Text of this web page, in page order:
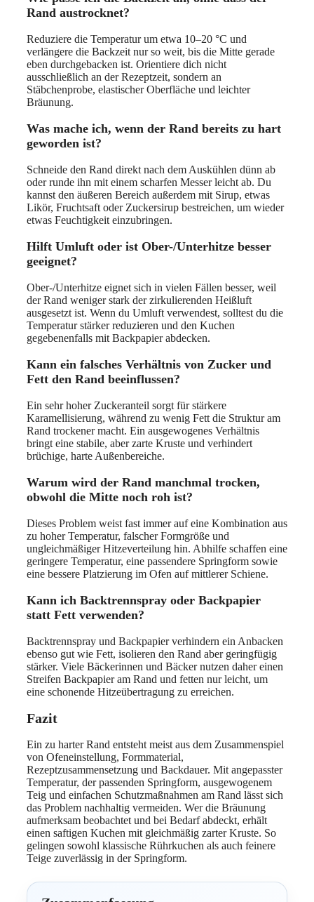
Rand austrocknet?
Reduziere die Temperatur um etwa 10–20 °C und
verlängere die Backzeit nur so weit, bis die Mitte gerade
eben durchgebacken ist. Orientiere dich nicht
ausschließlich an der Rezeptzeit, sondern an
Stäbchenprobe, elastischer Oberfläche und leichter
Bräunung.
Was mache ich, wenn der Rand bereits zu hart
geworden ist?
Schneide den Rand direkt nach dem Auskühlen dünn ab
oder runde ihn mit einem scharfen Messer leicht ab. Du
kannst den äußeren Bereich außerdem mit Sirup, etwas
Likör, Fruchtsaft oder Zuckersirup bestreichen, um wieder
etwas Feuchtigkeit einzubringen.
Hilft Umluft oder ist Ober-/Unterhitze besser
geeignet?
Ober-/Unterhitze eignet sich in vielen Fällen besser, weil
der Rand weniger stark der zirkulierenden Heißluft
ausgesetzt ist. Wenn du Umluft verwendest, solltest du die
Temperatur stärker reduzieren und den Kuchen
gegebenenfalls mit Backpapier abdecken.
Kann ein falsches Verhältnis von Zucker und
Fett den Rand beeinflussen?
Ein sehr hoher Zuckeranteil sorgt für stärkere
Karamellisierung, während zu wenig Fett die Struktur am
Rand trockener macht. Ein ausgewogenes Verhältnis
bringt eine stabile, aber zarte Kruste und verhindert
brüchige, harte Außenbereiche.
Warum wird der Rand manchmal trocken,
obwohl die Mitte noch roh ist?
Dieses Problem weist fast immer auf eine Kombination aus
zu hoher Temperatur, falscher Formgröße und
ungleichmäßiger Hitzeverteilung hin. Abhilfe schaffen eine
geringere Temperatur, eine passendere Springform sowie
eine bessere Platzierung im Ofen auf mittlerer Schiene.
Kann ich Backtrennspray oder Backpapier
statt Fett verwenden?
Backtrennspray und Backpapier verhindern ein Anbacken
ebenso gut wie Fett, isolieren den Rand aber geringfügig
stärker. Viele Bäckerinnen und Bäcker nutzen daher einen
Streifen Backpapier am Rand und fetten nur leicht, um
eine schonende Hitzeübertragung zu erreichen.
Fazit
Ein zu harter Rand entsteht meist aus dem Zusammenspiel
von Ofeneinstellung, Formmaterial,
Rezeptzusammensetzung und Backdauer. Mit angepasster
Temperatur, der passenden Springform, ausgewogenem
Teig und einfachen Schutzmaßnahmen am Rand lässt sich
das Problem nachhaltig vermeiden. Wer die Bräunung
aufmerksam beobachtet und bei Bedarf abdeckt, erhält
einen saftigen Kuchen mit gleichmäßig zarter Kruste. So
gelingen sowohl klassische Rührkuchen als auch feinere
Teige zuverlässig in der Springform.